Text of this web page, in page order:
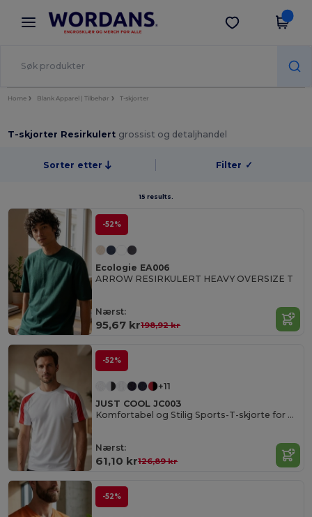
× Wordans-app
Bedre priser i appen!
Last ned app
Home Blank Apparel | Tilbehør T-skjorter
T-skjorter Resirkulert grossist og detaljhandel
Sorter etter Filter ✓
15 results.
-52%
Ecologie EA006
ARROW RESIRKULERT HEAVY OVERSIZE T
Nærst:
95,67 kr198,92 kr
-52%
+11
JUST COOL JC003
Komfortabel og Stilig Sports-T-skjorte for Menn
Nærst:
61,10 kr126,89 kr
-52%